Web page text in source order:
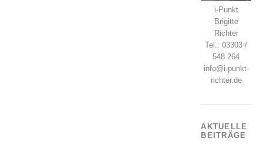
i-Punkt
Brigitte
Richter
Tel.: 03303 /
548 264
info@i-punkt-
richter.de
AKTUELLE
BEITRÄGE